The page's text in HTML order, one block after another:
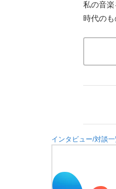
私の音
時代の
インタビュー/対談